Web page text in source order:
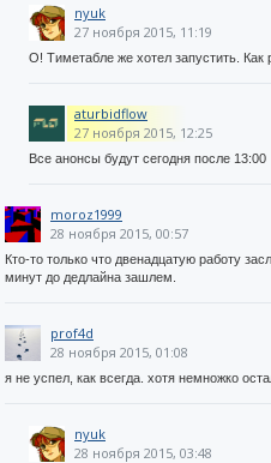
nyuk
27 ноября 2015, 11:19
О! Тиметабле же хотел запустить. Как
aturbidflow
27 ноября 2015, 12:25
Все анонсы будут сегодня после 13:00
moroz1999
28 ноября 2015, 00:57
Кто-то только что двенадцатую работу
минут до дедлайна зашлем.
prof4d
28 ноября 2015, 01:08
я не успел, как всегда. хотя немножко
nyuk
28 ноября 2015, 03:48